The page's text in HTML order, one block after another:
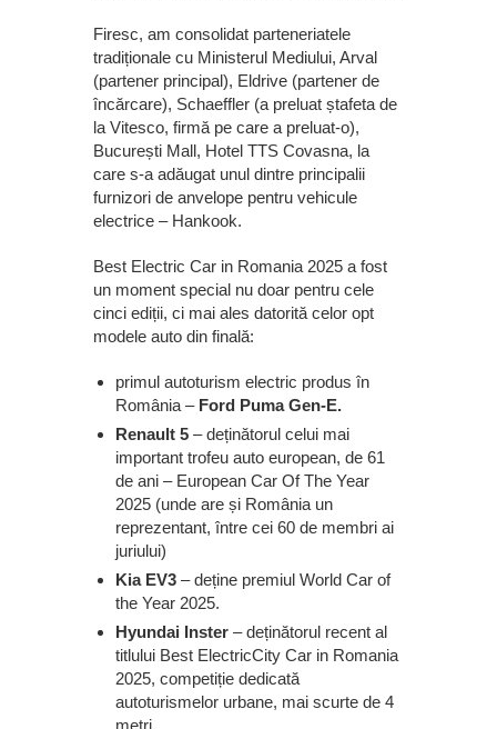
Firesc, am consolidat parteneriatele
tradiționale cu Ministerul Mediului, Arval
(partener principal), Eldrive (partener de
încărcare), Schaeffler (a preluat ștafeta de
la Vitesco, firmă pe care a preluat-o),
București Mall, Hotel TTS Covasna, la
care s-a adăugat unul dintre principalii
furnizori de anvelope pentru vehicule
electrice – Hankook.
Best Electric Car in Romania 2025 a fost
un moment special nu doar pentru cele
cinci ediții, ci mai ales datorită celor opt
modele auto din finală:
primul autoturism electric produs în
România – Ford Puma Gen-E.
Renault 5 – deținătorul celui mai
important trofeu auto european, de 61
de ani – European Car Of The Year
2025 (unde are și România un
reprezentant, între cei 60 de membri ai
juriului)
Kia EV3 – deține premiul World Car of
the Year 2025.
Hyundai Inster – deținătorul recent al
titlului Best ElectricCity Car in Romania
2025, competiție dedicată
autoturismelor urbane, mai scurte de 4
metri.